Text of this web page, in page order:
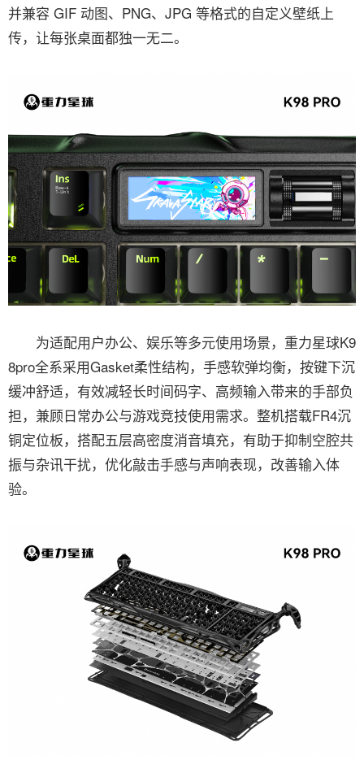
并兼容 GIF 动图、PNG、JPG 等格式的自定义壁纸上
传，让每张桌面都独一无二。
为适配用户办公、娱乐等多元使用场景，重力星球K9
8pro全系采用Gasket柔性结构，手感软弹均衡，按键下沉
缓冲舒适，有效减轻长时间码字、高频输入带来的手部负
担，兼顾日常办公与游戏竞技使用需求。整机搭载FR4沉
铜定位板，搭配五层高密度消音填充，有助于抑制空腔共
振与杂讯干扰，优化敲击手感与声响表现，改善输入体
验。